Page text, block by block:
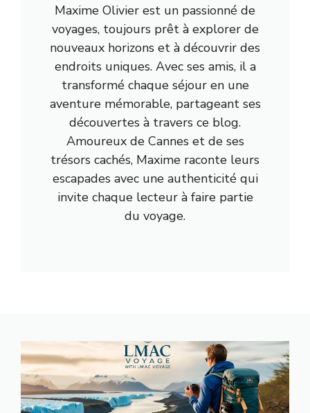
Maxime Olivier est un passionné de
voyages, toujours prêt à explorer de
nouveaux horizons et à découvrir des
endroits uniques. Avec ses amis, il a
transformé chaque séjour en une
aventure mémorable, partageant ses
découvertes à travers ce blog.
Amoureux de Cannes et de ses
trésors cachés, Maxime raconte leurs
escapades avec une authenticité qui
invite chaque lecteur à faire partie
du voyage.